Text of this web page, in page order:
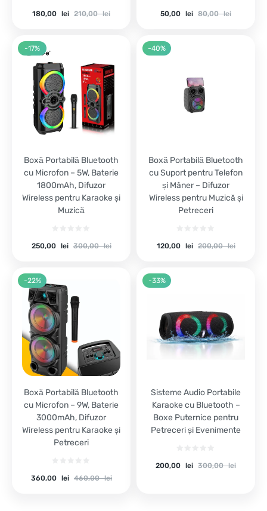
210,00 lei
Original
180,00 lei
Current
180,00 lei.
80,00 lei
Original
50,00 lei
Current
50,00 lei.
Boxă Portabilă Bluetooth
cu Microfon – 5W, Baterie
1800mAh, Difuzor
Wireless pentru Karaoke și
Muzică
300,00 lei
Original
250,00 lei
Current
250,00 lei.
-17%
Boxă Portabilă Bluetooth
cu Suport pentru Telefon
și Mâner – Difuzor
Wireless pentru Muzică și
Petreceri
200,00 lei
Original
120,00 lei
Current
120,00 lei.
-40%
Boxă Portabilă Bluetooth
cu Microfon – 9W, Baterie
3000mAh, Difuzor
Wireless pentru Karaoke și
Petreceri
460,00 lei
Original
360,00 lei
Current
-22%
Sisteme Audio Portabile
Karaoke cu Bluetooth –
Boxe Puternice pentru
Petreceri și Evenimente
300,00 lei
Original
200,00 lei
Current
-33%